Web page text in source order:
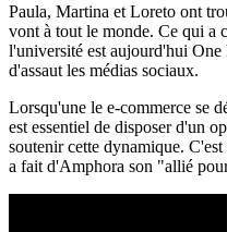
Paula, Martina et Loreto ont
vont à tout le monde. Ce qui a
l'université est aujourd'hui
d'assaut les médias sociaux.
Lorsqu'une le e-commerce se
est essentiel de disposer d'un
soutenir cette dynamique.
a fait d'Amphora son "allié